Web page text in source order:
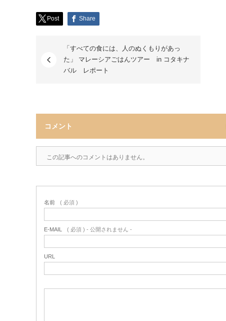
Post Share
「すべての食には、人のぬくもりがあっ
た」 マレーシアごはんツアー in コタキナ
バル レポート
コメント
この記事へのコメントはありません。
名前 ( 必須 )
E-MAIL ( 必須 ) - 公開されません -
URL